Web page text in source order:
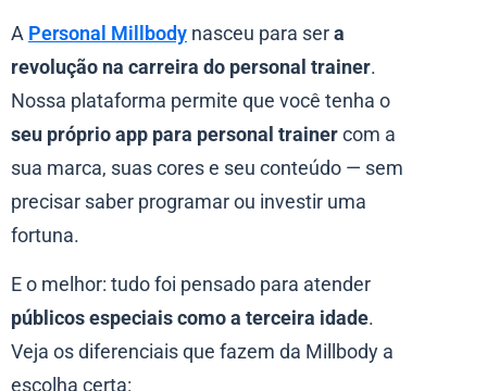
A Personal Millbody nasceu para ser a
revolução na carreira do personal trainer.
Nossa plataforma permite que você tenha o
seu próprio app para personal trainer com a
sua marca, suas cores e seu conteúdo — sem
precisar saber programar ou investir uma
fortuna.
E o melhor: tudo foi pensado para atender
públicos especiais como a terceira idade.
Veja os diferenciais que fazem da Millbody a
escolha certa: